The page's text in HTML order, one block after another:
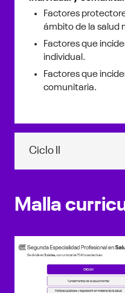
Factores
ámbito de la salud
Factores que
individual.
Factores que
comunitaria.
Ciclo II
Riesgo psicosocial y
Factores protectores
Tratamiento de
Manejo y atención de
Manejo y atención de
Malla